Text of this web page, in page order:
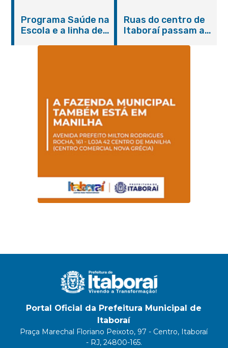
serviços gratuitos e
orientações
Programa Saúde na
Escola e a linha de
Magalhães Seabra
Ruas do centro de
Itaboraí passam a
Portal Oficial da Prefeitura Municipal de
Itaboraí
Praça Marechal Floriano Peixoto, 97 - Centro, Itaboraí
- RJ, 24800-165.